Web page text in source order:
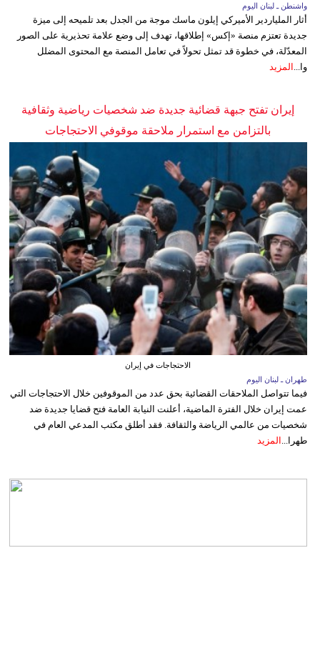
واشنطن ـ لبنان اليوم
أثار الملياردير الأميركي إيلون ماسك موجة من الجدل بعد تلميحه إلى ميزة
جديدة تعتزم منصة «إكس» إطلاقها، تهدف إلى وضع علامة تحذيرية على الصور
المعدّلة، في خطوة قد تمثل تحولاً في تعامل المنصة مع المحتوى المضلل
وا... المزيد
إيران تفتح جبهة قضائية جديدة ضد شخصيات رياضية وثقافية
بالتزامن مع استمرار ملاحقة موقوفي الاحتجاجات
الاحتجاجات في إيران
طهران ـ لبنان اليوم
فيما تتواصل الملاحقات القضائية بحق عدد من الموقوفين خلال الاحتجاجات التي
عمت إيران خلال الفترة الماضية، أعلنت النيابة العامة فتح قضايا جديدة ضد
شخصيات من عالمي الرياضة والثقافة. فقد أطلق مكتب المدعي العام في
طهرا... المزيد